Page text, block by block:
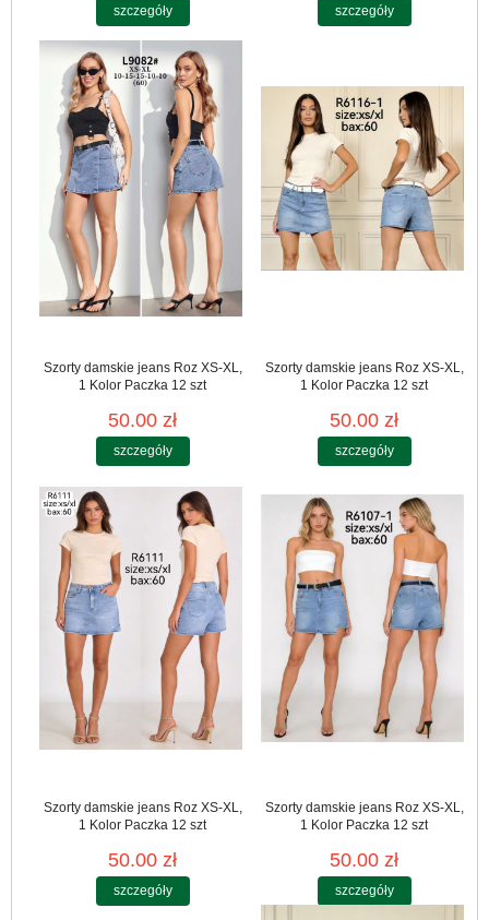
szczegóły szczegóły
Szorty damskie jeans Roz XS-XL,
1 Kolor Paczka 12 szt
50.00 zł
szczegóły
Szorty damskie jeans Roz XS-XL,
1 Kolor Paczka 12 szt
50.00 zł
szczegóły
Szorty damskie jeans Roz XS-XL,
1 Kolor Paczka 12 szt
50.00 zł
szczegóły
Szorty damskie jeans Roz XS-XL,
1 Kolor Paczka 12 szt
50.00 zł
szczegóły